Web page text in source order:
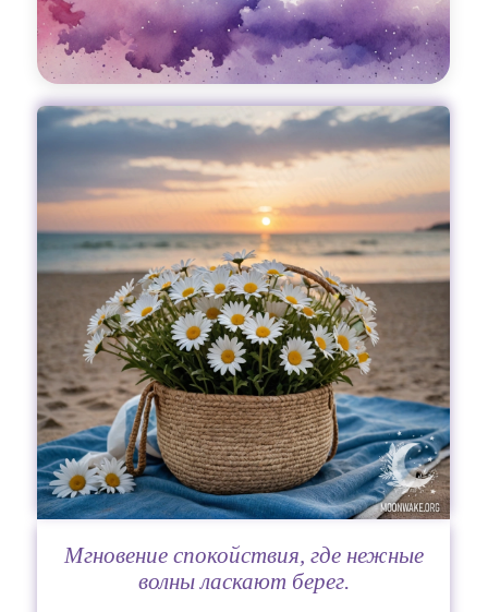
Мгновение спокойствия, где нежные
волны ласкают берег.